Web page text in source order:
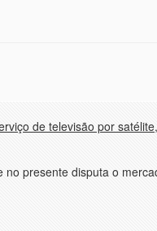
de televisão por satélite
no presente disputa o